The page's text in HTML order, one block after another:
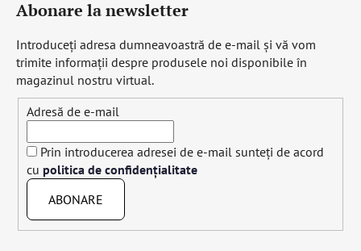
Abonare la newsletter
Introduceţi adresa dumneavoastră de e-mail şi vă vom
trimite informaţii despre produsele noi disponibile în
magazinul nostru virtual.
Adresă de e-mail
Prin introducerea adresei de e-mail sunteți de acord
cu politica de confidențialitate
ABONARE